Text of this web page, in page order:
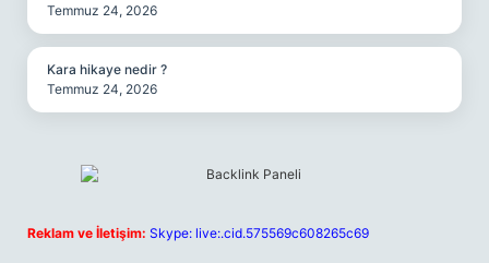
Temmuz 24, 2026
Kara hikaye nedir ?
Temmuz 24, 2026
Reklam ve İletişim: Skype: live:.cid.575569c608265c69